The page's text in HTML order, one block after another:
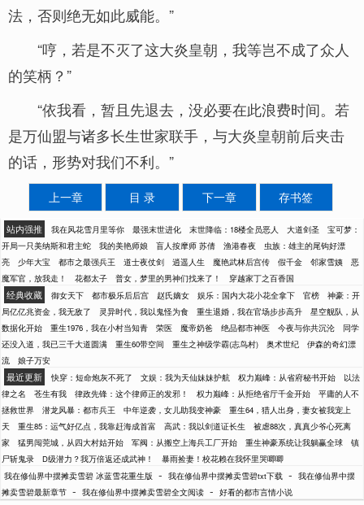
法，否则绝无如此威能。”
“哼，若是不灭了这大炎皇朝，我等岂不成了众人
的笑柄？”
“依我看，暂且先退去，没必要在此浪费时间。若
是万仙盟与诸多长生世家联手，与大炎皇朝前后夹击
的话，形势对我们不利。”
上一章 目 录 下一章 存书签
站内强推 我在风花雪月里等你 最强末世进化 末世降临：18楼全员恶人 大道剑圣
宝可梦：
开局一只美纳斯和君主蛇
我的美艳师娘 盲人按摩师 苏倩 渔港春夜
虫族：雄主的尾钩好漂
亮
少年大宝 都市之最强兵王 道士夜仗剑 逍遥人生 魔艳武林后宫传 假千金 邻家雪姨
恶
魔军官，放我走！
花都太子 普女，梦里的男神们找来了！ 穿越家丁之百香国
经典收藏 御女天下 都市极乐后后宫 赵氏嫡女 娱乐：国内大花小花全拿下 官榜
神豪：开
局亿亿兆资金，我无敌了
灵异时代，我以鬼怪为食 重生退婚，我在官场步步高升
星空舰队，从
数据化开始
重生1976，我在小村当知青 荣医 魔帝奶爸 绝品都市神医 今夜与你共沉沦
同学
还没入道，我已三千大道圆满
重生60带空间 重生之神级学霸(志鸟村) 奥术世纪
伊森的奇幻漂
流
娘子万安
最近更新 快穿：短命炮灰不死了 文娱：我为天仙妹妹护航 权力巅峰：从省府秘书开始
以法
律之名
苍生有我 律政先锋：这个律师正的发邪！ 权力巅峰：从拒绝省厅千金开始
平庸的人不
拯救世界
潜龙风暴：都市兵王 中年逆袭，女儿助我变神豪
重生64，猎人出身，妻女被我宠上
天
重生85：运气好亿点，我靠赶海成首富 高武：我以剑道证长生
被虐88次，真真少爷心死离
家
猛男闯莞城，从四大村姑开始 军阀：从搬空上海兵工厂开始 重生神豪系统让我躺赢全球
镇
尸斩鬼录
D级潜力？我万倍返还成武神！
暴雨捡妻！校花赖在我怀里哭唧唧
我在修仙界中摆摊卖雪碧 冰蓝雪花重生版 - 我在修仙界中摆摊卖雪碧txt下载 - 我在修仙界中摆
摊卖雪碧最新章节 - 我在修仙界中摆摊卖雪碧全文阅读 - 好看的都市言情小说